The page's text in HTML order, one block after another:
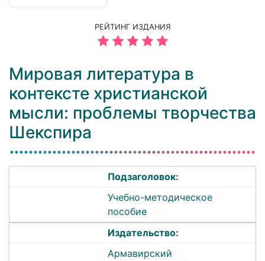
РЕЙТИНГ ИЗДАНИЯ
Мировая литература в
контексте христианской
мысли: проблемы творчества
Шекспира
Подзаголовок:
Учебно-методическое
пособие
Издательство:
Армавирский